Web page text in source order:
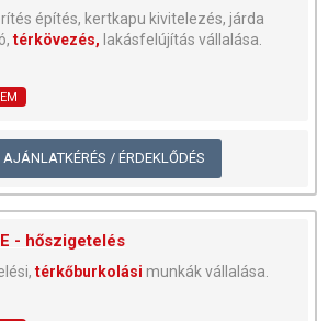
építés, kertkapu kivitelezés, járda
térkövezés, lakásfelújítás vállalása.
405-038
AJÁNLATKÉRÉS / ÉRDEKLŐDÉS
- hőszigetelés
térkőburkolási munkák vállalása.